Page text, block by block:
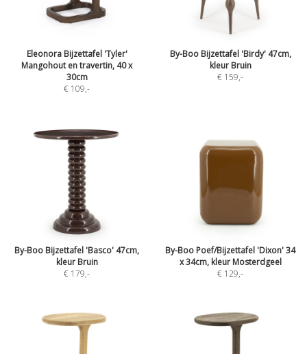
Eleonora Bijzettafel 'Tyler'
Mangohout en travertin, 40 x
30cm
€ 109,-
By-Boo Bijzettafel 'Birdy' 47cm,
kleur Bruin
€ 159,-
By-Boo Bijzettafel 'Basco' 47cm,
kleur Bruin
€ 179,-
By-Boo Poef/Bijzettafel 'Dixon' 34
x 34cm, kleur Mosterdgeel
€ 129,-